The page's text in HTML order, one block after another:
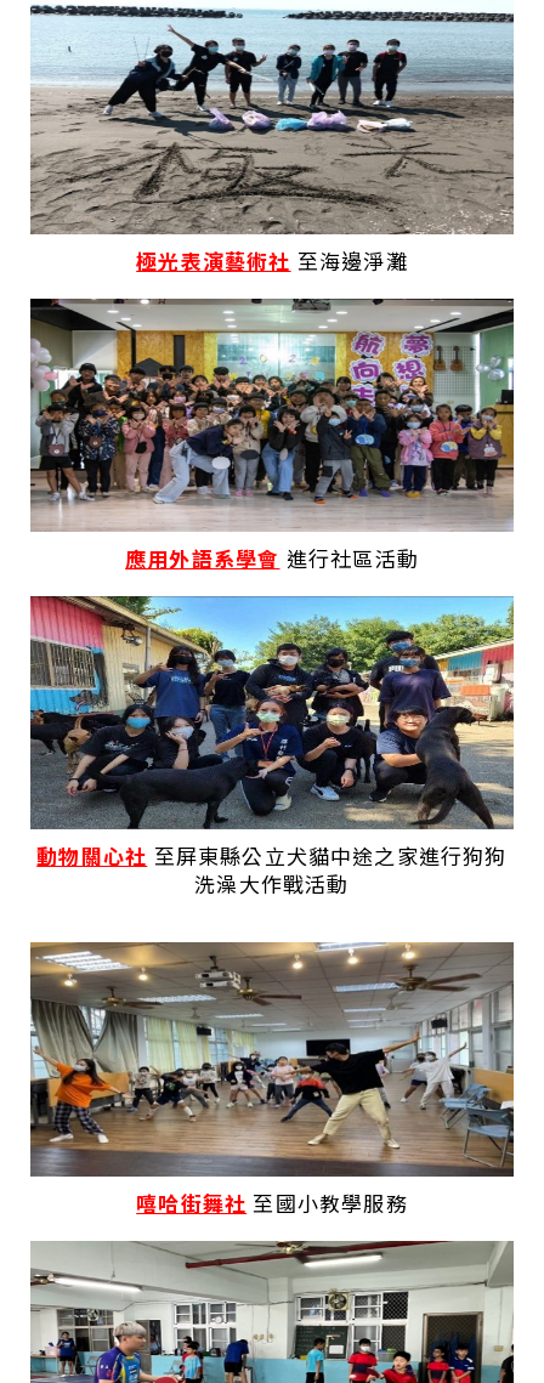
極光表演藝術社 至海邊淨灘
應用外語系學會 進行社區活動
動物關心社 至屏東縣公立犬貓中途之家進行狗狗
洗澡大作戰活動
嘻哈街舞社 至國小教學服務